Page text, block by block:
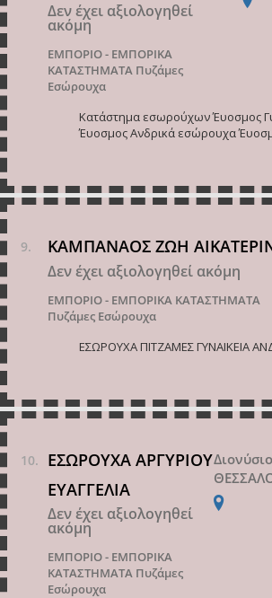
Δεν έχει αξιολογηθεί
ακόμη
ΕΜΠΟΡΙΟ - ΕΜΠΟΡΙΚΑ
ΚΑΤΑΣΤΗΜΑΤΑ Πυζάμες
Εσώρουχα
Κατάστημα εσωρούχων Έυοσμος
Έυοσμος Ανδρικά εσώρουχα
ΚΑΜΠΑΝΑΟΣ ΖΩΗ
Δεν έχει αξιολογηθεί ακόμη
ΕΜΠΟΡΙΟ - ΕΜΠΟΡΙΚΑ ΚΑΤΑΣΤΗΜΑΤΑ
Πυζάμες Εσώρουχα
ΕΣΩΡΟΥΧΑ ΠΙΤΖΑΜΕΣ ΓΥΝΑΙΚΕΙΑ
ΕΣΩΡΟΥΧΑ ΑΡΓΥΡΙΟΥ
ΕΥΑΓΓΕΛΙΑ
Δεν έχει αξιολογηθεί
ακόμη
ΕΜΠΟΡΙΟ - ΕΜΠΟΡΙΚΑ
ΚΑΤΑΣΤΗΜΑΤΑ Πυζάμες
Εσώρουχα